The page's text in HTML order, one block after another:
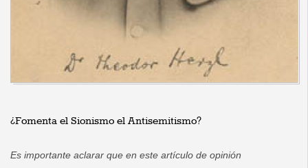
¿Fomenta el Sionismo el Antisemitismo?
Es importante aclarar que en este artículo de opinión